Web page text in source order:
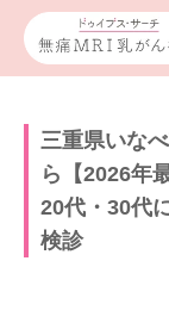
三重県いな
ら【2026年
20代・30代
検診